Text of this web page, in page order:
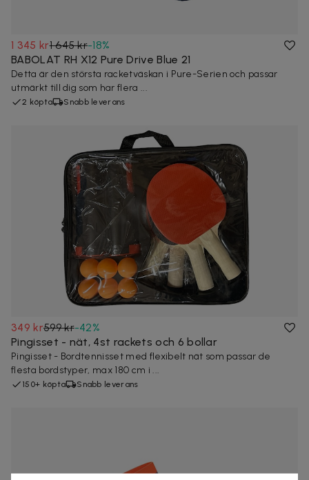
1 345 kr1 645 kr-18%
BABOLAT RH X12 Pure Drive Blue 21
Detta är den största racketväskan i Pure-Serien och passar
utmärkt till dig som har flera ...
2 köpta Snabb leverans
349 kr599 kr-42%
Pingisset - nät, 4st rackets och 6 bollar
Pingisset - Bordtennisset med flexibelt nät som passar de
flesta bordstyper, max 180 cm i ...
150+ köpta Snabb leverans